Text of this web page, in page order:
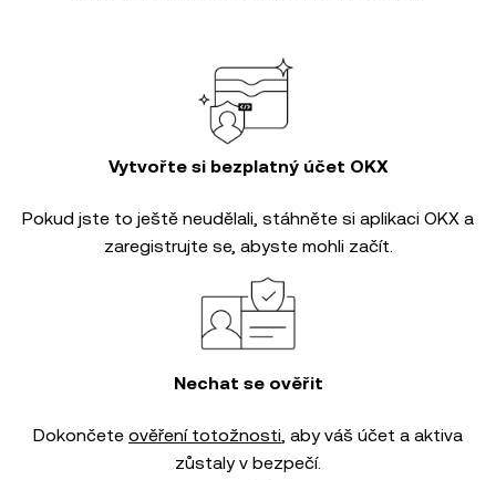
Vytvořte si bezplatný účet OKX
Pokud jste to ještě neudělali, stáhněte si aplikaci OKX a
zaregistrujte se, abyste mohli začít.
Nechat se ověřit
Dokončete ověření totožnosti, aby váš účet a aktiva
zůstaly v bezpečí.